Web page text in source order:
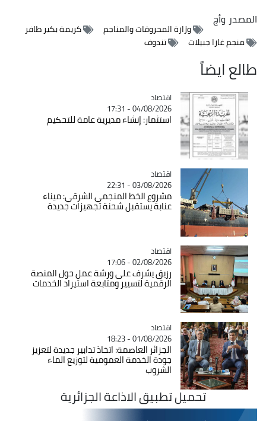
المصدروأج
وزارة المحروقات والمناجم
كريمة بكير طافر
منجم غارا جبيلات
تندوف
طالع ايضاً
Catégorie
اقتصاد
04/08/2026 - 17:31
استثمار: إنشاء مديرية عامة للتحكيم
Catégorie
اقتصاد
03/08/2026 - 22:31
مشروع الخط المنجمي الشرقي: ميناء
عنابة يستقبل شحنة تجهيزات جديدة
Catégorie
اقتصاد
02/08/2026 - 17:06
رزيق يشرف على ورشة عمل حول المنصة
الرقمية لتسيير ومتابعة استيراد الخدمات
Catégorie
اقتصاد
01/08/2026 - 18:23
الجزائر العاصمة: اتخاذ تدابير جديدة لتعزيز
جودة الخدمة العمومية لتوزيع الماء
الشروب
تحميل تطبيق الاذاعة الجزائرية